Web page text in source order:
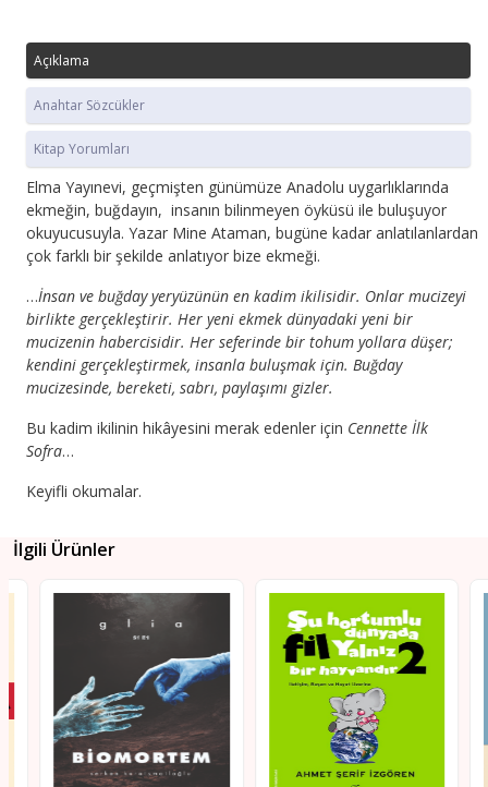
Açıklama
Anahtar Sözcükler
Kitap Yorumları
Elma Yayınevi, geçmişten günümüze Anadolu uygarlıklarında
ekmeğin, buğdayın, insanın bilinmeyen öyküsü ile buluşuyor
okuyucusuyla. Yazar Mine Ataman, bugüne kadar anlatılanlardan
çok farklı bir şekilde anlatıyor bize ekmeği.
…İnsan ve buğday yeryüzünün en kadim ikilisidir. Onlar mucizeyi
birlikte gerçekleştirir. Her yeni ekmek dünyadaki yeni bir
mucizenin habercisidir. Her seferinde bir tohum yollara düşer;
kendini gerçekleştirmek, insanla buluşmak için. Buğday
mucizesinde, bereketi, sabrı, paylaşımı gizler.
Bu kadim ikilinin hikâyesini merak edenler için Cennette İlk
Sofra…
Keyifli okumalar.
İlgili Ürünler